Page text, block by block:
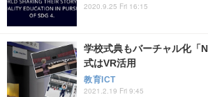
2020.9.25 Fri 16:15
学校式典もバーチャル化「
式はVR活用
教育ICT
2021.2.19 Fri 9:45